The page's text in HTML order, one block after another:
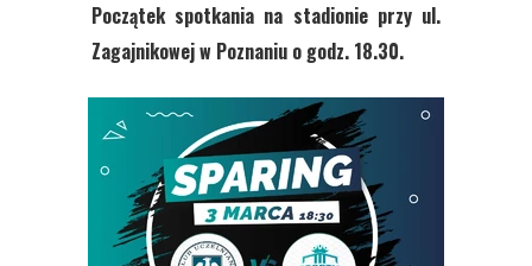
Początek spotkania na stadionie przy ul.
Zagajnikowej w Poznaniu o godz. 18.30.